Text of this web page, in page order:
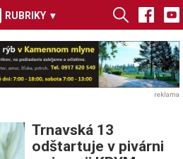
RUBRIKY ▾
reklama
Trnavská 13
odštartuje v pivárni